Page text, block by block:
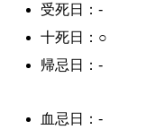
受死日：-
十死日：○
帰忌日：-
血忌日：-